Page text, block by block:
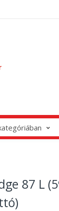
87 L